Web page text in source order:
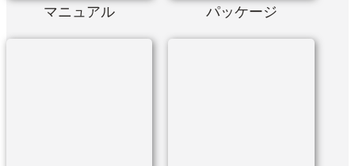
マニュアル パッケージ